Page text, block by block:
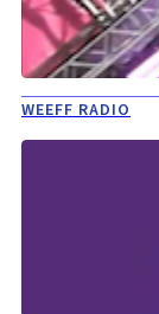
WEEFF RADIO